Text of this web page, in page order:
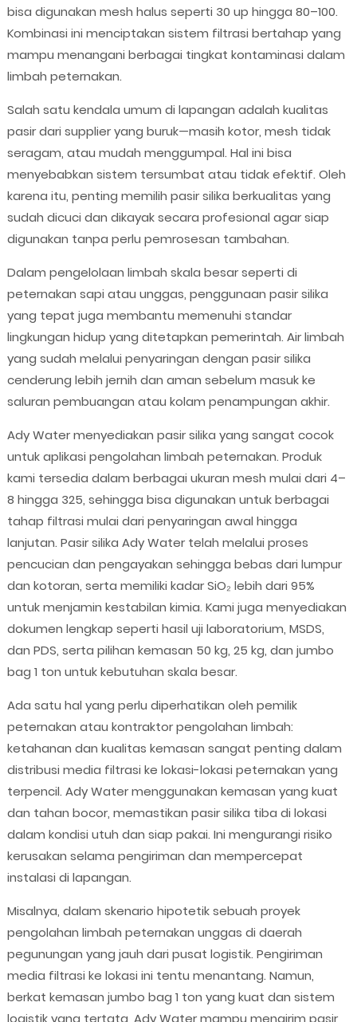
bisa digunakan mesh halus seperti 30 up hingga 80–100.
Kombinasi ini menciptakan sistem filtrasi bertahap yang
mampu menangani berbagai tingkat kontaminasi dalam
limbah peternakan.
Salah satu kendala umum di lapangan adalah kualitas
pasir dari supplier yang buruk—masih kotor, mesh tidak
seragam, atau mudah menggumpal. Hal ini bisa
menyebabkan sistem tersumbat atau tidak efektif. Oleh
karena itu, penting memilih pasir silika berkualitas yang
sudah dicuci dan dikayak secara profesional agar siap
digunakan tanpa perlu pemrosesan tambahan.
Dalam pengelolaan limbah skala besar seperti di
peternakan sapi atau unggas, penggunaan pasir silika
yang tepat juga membantu memenuhi standar
lingkungan hidup yang ditetapkan pemerintah. Air limbah
yang sudah melalui penyaringan dengan pasir silika
cenderung lebih jernih dan aman sebelum masuk ke
saluran pembuangan atau kolam penampungan akhir.
Ady Water menyediakan pasir silika yang sangat cocok
untuk aplikasi pengolahan limbah peternakan. Produk
kami tersedia dalam berbagai ukuran mesh mulai dari 4–
8 hingga 325, sehingga bisa digunakan untuk berbagai
tahap filtrasi mulai dari penyaringan awal hingga
lanjutan. Pasir silika Ady Water telah melalui proses
pencucian dan pengayakan sehingga bebas dari lumpur
dan kotoran, serta memiliki kadar SiO₂ lebih dari 95%
untuk menjamin kestabilan kimia. Kami juga menyediakan
dokumen lengkap seperti hasil uji laboratorium, MSDS,
dan PDS, serta pilihan kemasan 50 kg, 25 kg, dan jumbo
bag 1 ton untuk kebutuhan skala besar.
Ada satu hal yang perlu diperhatikan oleh pemilik
peternakan atau kontraktor pengolahan limbah:
ketahanan dan kualitas kemasan sangat penting dalam
distribusi media filtrasi ke lokasi-lokasi peternakan yang
terpencil. Ady Water menggunakan kemasan yang kuat
dan tahan bocor, memastikan pasir silika tiba di lokasi
dalam kondisi utuh dan siap pakai. Ini mengurangi risiko
kerusakan selama pengiriman dan mempercepat
instalasi di lapangan.
Misalnya, dalam skenario hipotetik sebuah proyek
pengolahan limbah peternakan unggas di daerah
pegunungan yang jauh dari pusat logistik. Pengiriman
media filtrasi ke lokasi ini tentu menantang. Namun,
berkat kemasan jumbo bag 1 ton yang kuat dan sistem
logistik yang tertata, Ady Water mampu mengirim pasir